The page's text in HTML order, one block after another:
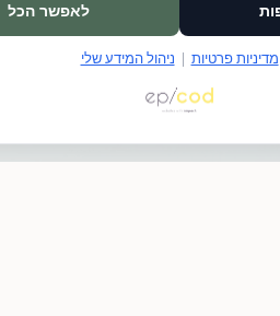
לאפשר הכל
מדיניות פרטיות | ניהול המידע שלי